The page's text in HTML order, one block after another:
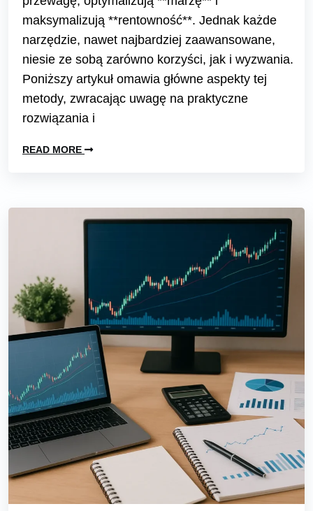
maksymalizują **rentowność**. Jednak każde
narzędzie, nawet najbardziej zaawansowane,
niesie ze sobą zarówno korzyści, jak i wyzwania.
Poniższy artykuł omawia główne aspekty tej
metody, zwracając uwagę na praktyczne
rozwiązania i
READ MORE